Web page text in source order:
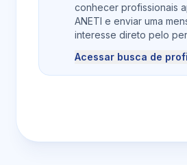
conhecer profissionais
ANETI e enviar uma
interesse direto pelo
Acessar busca de